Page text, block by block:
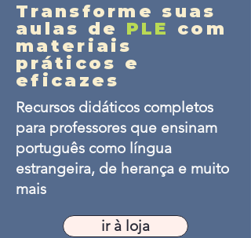
Transforme suas
aulas de PLE com
materiais
práticos e
eficazes
Recursos didáticos completos
para professores que ensinam
português como língua
estrangeira, de herança e muito
mais
ir à loja